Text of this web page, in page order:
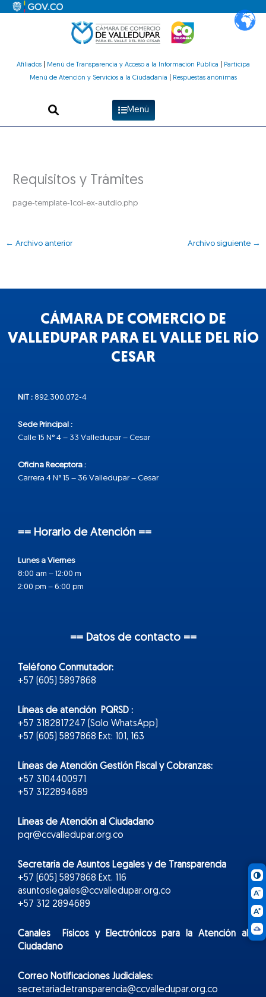
Afiliados| Menú de Transparencia y Acceso a la Información Pública
Participa
Menú de Atención y Servicios a la Ciudadanía
Respuestas anónimas
Menú
Requisitos y Trámites
page-template-1col-ex-autdio.php
← Archivo anterior Archivo siguiente →
CÁMARA DE COMERCIO DE
VALLEDUPAR PARA EL VALLE DEL RÍO
CESAR
NIT : 892.300.072-4
Sede Principal :
Calle 15 N° 4 – 33 Valledupar – Cesar
Oficina Receptora :
Carrera 4 N° 15 – 36 Valledupar – Cesar
== Horario de Atención ==
Lunes a Viernes
8:00 am – 12:00 m
2:00 pm – 6:00 pm
== Datos de contacto ==
Teléfono Conmutador:
+57 (605) 5897868
Líneas de atención PQRSD :
+57 3182817247 (Solo WhatsApp)
+57 (605) 5897868 Ext: 101, 163
Líneas de Atención Gestión Fiscal y Cobranzas:
+57 3104400971
+57 3122894689
Líneas de Atención al Ciudadano
pqr@ccvalledupar.org.co
Secretaría de Asuntos Legales y de Transparencia
+57 (605) 5897868 Ext. 116
asuntoslegales@ccvalledupar.org.co
+57 312 2894689
Canales Físicos yElectrónicospara la Atención al
Ciudadano
Correo Notificaciones Judiciales:
secretariadetransparencia@ccvalledupar.org.co